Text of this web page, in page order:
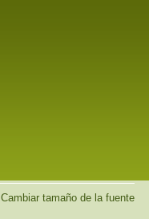
Cambiar tamaño de la fuente